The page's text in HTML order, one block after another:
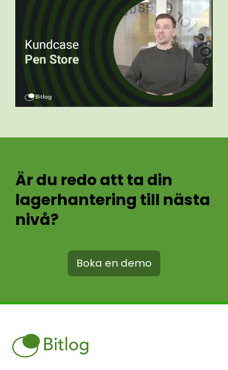
Är du redo att ta din
lagerhantering till nästa
nivå?
Boka en demo